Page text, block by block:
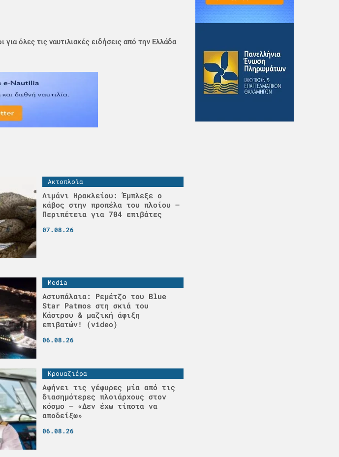
όλες τις ναυτιλιακές ειδήσεις από την Ελλάδα
Ακτοπλοϊα
Λιμάνι Ηρακλείου: Έμπλεξε ο
κάβος στην προπέλα του πλοίου –
Περιπέτεια για 704 επιβάτες
07.08.26
Media
Αστυπάλαια: Ρεμέτζο του Blue
Star Patmos στη σκιά του
Κάστρου & μαζική άφιξη
επιβατών! (video)
06.08.26
Κρουαζιέρα
Αφήνει τις γέφυρες μία από τις
διασημότερες πλοιάρχους στον
κόσμο – «Δεν έχω τίποτα να
αποδείξω»
06.08.26